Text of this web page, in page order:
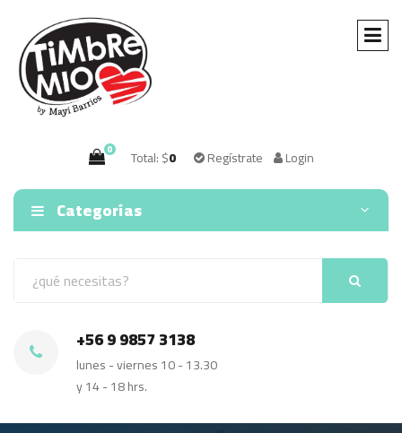
0 Total: $0 Regístrate Login
Categorías
+56 9 9857 3138
lunes - viernes 10 - 13.30
y 14 - 18 hrs.